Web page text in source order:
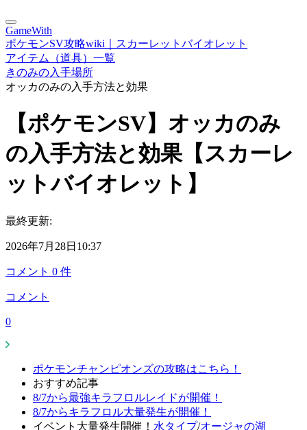
GameWith
ポケモンSV攻略wiki｜スカーレットバイオレット
アイテム（道具）一覧
きのみの入手場所
オッカのみの入手方法と効果
【ポケモンSV】オッカのみ
の入手方法と効果【スカーレ
ットバイオレット】
最終更新:
2026年7月28日10:37
コメント 0 件
コメント
0
ポケモンチャンピオンズの攻略はこちら！
おすすめ記事
8/7から最強キラフロルレイドが開催！
8/7からキラフロル大量発生が開催！
イベント大量発生開催！ 水タイプ/オージャの湖